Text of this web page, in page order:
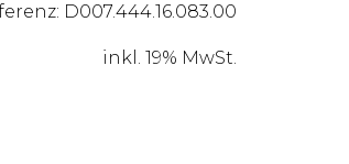
D007.444.16.083.00
inkl. 19% MwSt.